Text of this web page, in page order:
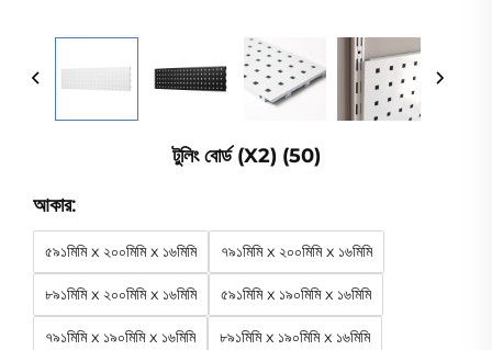
টুলিং বোর্ড (x2) (50)
আকার:
৫৯১মিমি x ২০০মিমি x ১৬মিমি ৭৯১মিমি x ২০০মিমি x ১৬মিমি
৮৯১মিমি x ২০০মিমি x ১৬মিমি ৫৯১মিমি x ১৯০মিমি x ১৬মিমি
৭৯১মিমি x ১৯০মিমি x ১৬মিমি ৮৯১মিমি x ১৯০মিমি x ১৬মিমি